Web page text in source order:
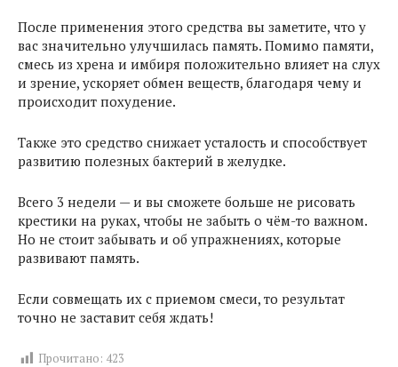
После применения этого средства вы заметите, что у
вас значительно улучшилась память. Помимо памяти,
смесь из хрена и имбиря положительно влияет на слух
и зрение, ускоряет обмен веществ, благодаря чему и
происходит похудение.
Также это средство снижает усталость и способствует
развитию полезных бактерий в желудке.
Всего 3 недели — и вы сможете больше не рисовать
крестики на руках, чтобы не забыть о чём-то важном.
Но не стоит забывать и об упражнениях, которые
развивают память.
Если совмещать их с приемом смеси, то результат
точно не заставит себя ждать!
Прочитано: 423